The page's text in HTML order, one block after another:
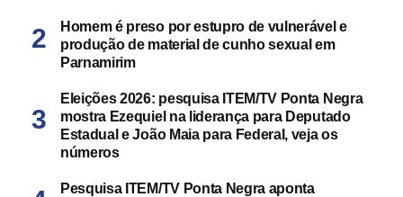
Homem é preso por estupro de vulnerável e
produção de material de cunho sexual em
Parnamirim
Eleições 2026: pesquisa ITEM/TV Ponta Negra
mostra Ezequiel na liderança para Deputado
Estadual e João Maia para Federal, veja os
números
Pesquisa ITEM/TV Ponta Negra aponta